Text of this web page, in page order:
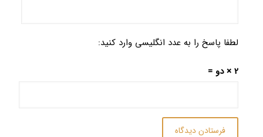
لطفا پاسخ را به عدد انگلیسی وارد کنید:
2 × دو =